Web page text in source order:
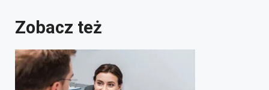
Zobacz też